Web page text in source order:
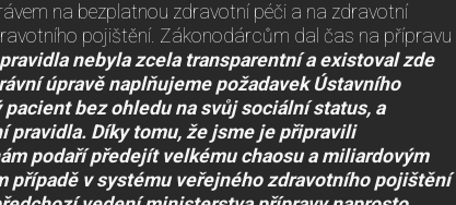
na bezplatnou zdravotní péči a na zdravotní
pojištění. Zákonodárcům dal čas na přípravu
nebyla zcela transparentní a existoval zde
úpravě naplňujeme požadavek Ústavního
pacient bez ohledu na svůj sociální status, a
pravidla. Díky tomu, že jsme je připravili
podaří předejít velkému chaosu a miliardovým
případě v systému veřejného zdravotního pojištění